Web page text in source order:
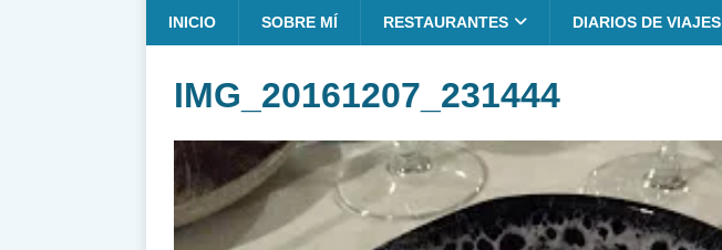
INICIO SOBRE MÍ RESTAURANTES DIARIOS DE VIAJES
IMG_20161207_231444